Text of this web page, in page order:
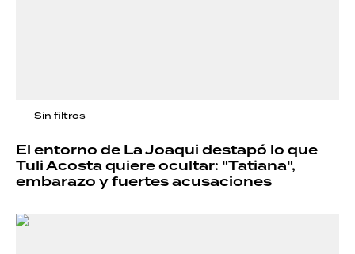
Sin filtros
El entorno de La Joaqui destapó lo que
Tuli Acosta quiere ocultar: "Tatiana",
embarazo y fuertes acusaciones